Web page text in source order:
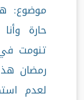
موضوع:
حارة
تنومت
رمضان
لعدم